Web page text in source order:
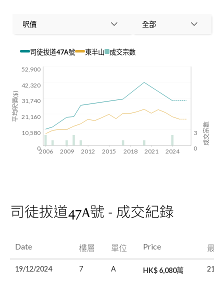
呎價 全部
司徒拔道47A號 東半山 成交宗數
3
0
2006 2009 2012 2015 2018 2021 2024
成交宗數
52,900
42,320
31,740
21,160
10,580
0
平均呎價($)
司徒拔道47A號 - 成交紀錄
Date 樓層 單位 Price 最
19/12/2024 7 A HK$ 6,080萬 21/